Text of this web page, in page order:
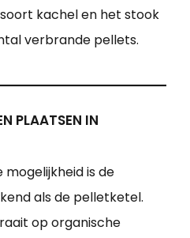
kachel en het stook
verbrande pellets.
PLAATSEN IN
mogelijkheid is de
als de pelletketel.
op organische